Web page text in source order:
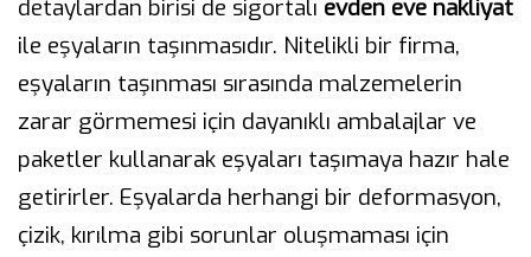
detaylardan birisi de sigortalı evden eve nakliyat
ile eşyaların taşınmasıdır. Nitelikli bir firma,
eşyaların taşınması sırasında malzemelerin
zarar görmemesi için dayanıklı ambalajlar ve
paketler kullanarak eşyaları taşımaya hazır hale
getirirler. Eşyalarda herhangi bir deformasyon,
çizik, kırılma gibi sorunlar oluşmaması için